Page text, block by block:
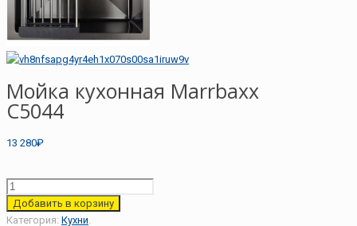
Мойка кухонная Marrbaxx
С5044
13 280₽
Добавить в корзину
Категория: Кухни